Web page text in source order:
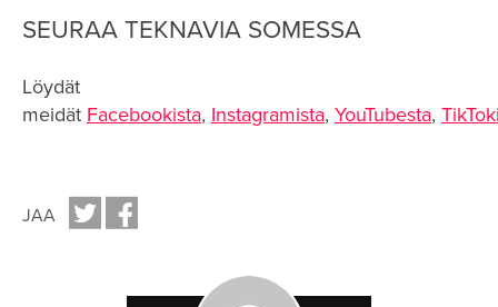
SEURAA TEKNAVIA SOMESSA
Löydät
meidät Facebookista, Instagramista, YouTubesta,
JAA